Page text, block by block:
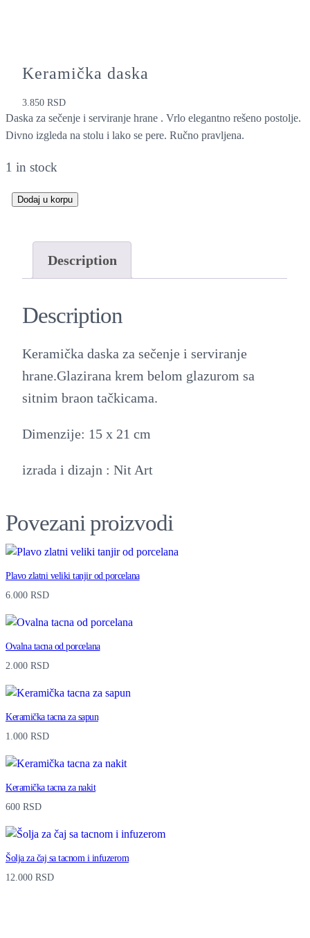
Keramička daska
3.850RSD
Daska za sečenje i serviranje hrane . Vrlo elegantno rešeno postolje.
Divno izgleda na stolu i lako se pere. Ručno pravljena.
1 in stock
K
q
u
i
t
Dodaj u korpu
Description
Description
Keramička daska za sečenje i serviranje
hrane.Glazirana krem belom glazurom sa
sitnim braon tačkicama.
Dimenzije: 15 x 21 cm
izrada i dizajn : Nit Art
Povezani proizvodi
Plavo zlatni veliki tanjir od porcelana
6.000 RSD
Ovalna tacna od porcelana
2.000 RSD
Keramička tacna za sapun
1.000 RSD
Keramička tacna za nakit
600 RSD
Šolja za čaj sa tacnom i infuzerom
12.000 RSD